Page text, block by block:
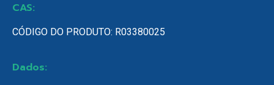
CAS:
CÓDIGO DO PRODUTO: R03380025
Dados: